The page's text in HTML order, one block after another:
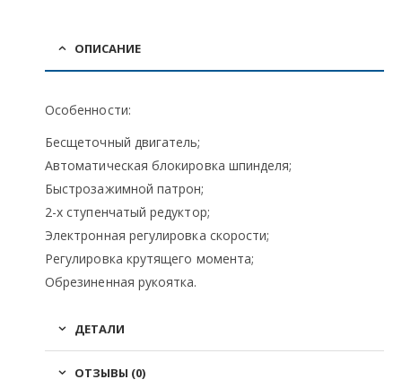
ОПИСАНИЕ
Особенности:
Бесщеточный двигатель;
Автоматическая блокировка шпинделя;
Быстрозажимной патрон;
2-х ступенчатый редуктор;
Электронная регулировка скорости;
Регулировка крутящего момента;
Обрезиненная рукоятка.
ДЕТАЛИ
ОТЗЫВЫ (0)